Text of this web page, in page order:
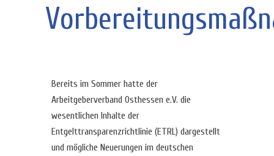
Bereits im Sommer hatte der
Arbeitgeberverband Osthessen e.V. die
wesentlichen Inhalte der
Entgelttransparenzrichtlinie (ETRL) dargestellt
und mögliche Neuerungen im deutschen